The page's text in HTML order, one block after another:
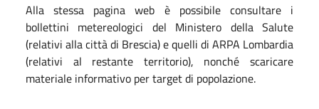
Alla stessa pagina web è possibile consultare i
bollettini metereologici del Ministero della Salute
(relativi alla città di Brescia) e quelli di ARPA Lombardia
(relativi al restante territorio), nonché scaricare
materiale informativo per target di popolazione.